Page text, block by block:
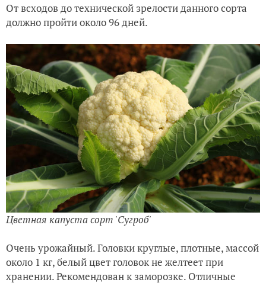
От всходов до технической зрелости данного сорта
должно пройти около 96 дней.
Цветная капуста сорт 'Сугроб'
Очень урожайный. Головки круглые, плотные, массой
около 1 кг, белый цвет головок не желтеет при
хранении. Рекомендован к заморозке. Отличные